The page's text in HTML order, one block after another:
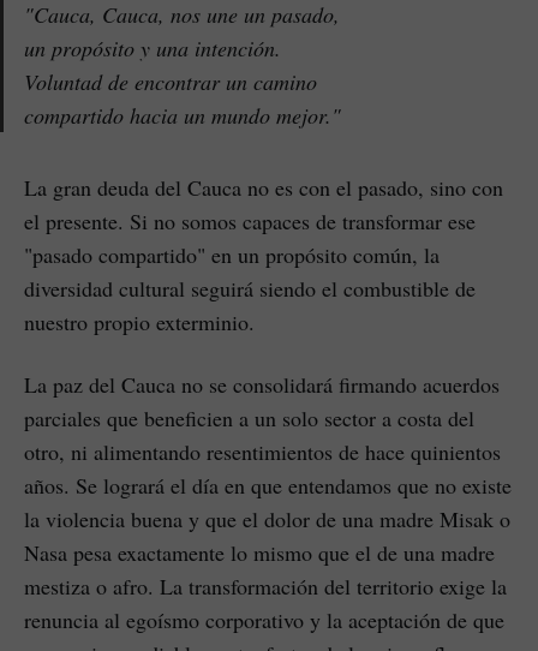
"Cauca, Cauca, nos une un pasado,
un propósito y una intención.
Voluntad de encontrar un camino
compartido hacia un mundo mejor."
La gran deuda del Cauca no es con el pasado, sino con
el presente. Si no somos capaces de transformar ese
"pasado compartido" en un propósito común, la
diversidad cultural seguirá siendo el combustible de
nuestro propio exterminio.
La paz del Cauca no se consolidará firmando acuerdos
parciales que beneficien a un solo sector a costa del
otro, ni alimentando resentimientos de hace quinientos
años. Se logrará el día en que entendamos que no existe
la violencia buena y que el dolor de una madre Misak o
Nasa pesa exactamente lo mismo que el de una madre
mestiza o afro. La transformación del territorio exige la
renuncia al egoísmo corporativo y la aceptación de que